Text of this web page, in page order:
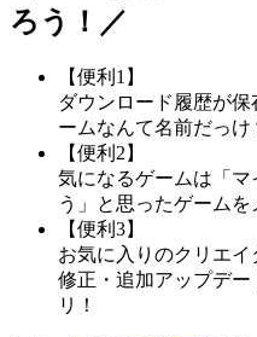
ろう！／
【便利1】
ダウンロード履歴が
ームなんて名前だっけ
【便利2】
気になるゲームは「
う」と思ったゲームを
【便利3】
お気に入りのクリエ
修正・追加アップデ
リ！